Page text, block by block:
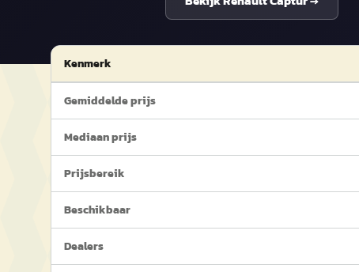
Kenmerk
Gemiddelde prijs
Mediaan prijs
Prijsbereik
Beschikbaar
Dealers